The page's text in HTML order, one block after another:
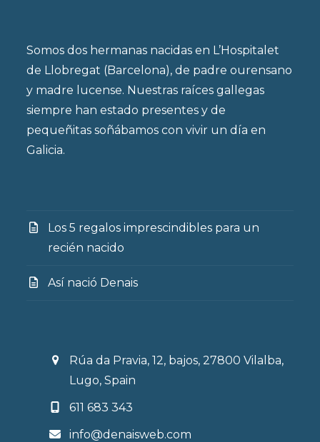
Somos dos hermanas nacidas en L’Hospitalet
de Llobregat (Barcelona), de padre ourensano
y madre lucense. Nuestras raíces gallegas
siempre han estado presentes y de
pequeñitas soñábamos con vivir un día en
Galicia.
Los 5 regalos imprescindibles para un
recién nacido
Así nació Denais
Rúa da Pravia, 12, bajos, 27800 Vilalba,
Lugo, Spain
611 683 343
info@denaisweb.com